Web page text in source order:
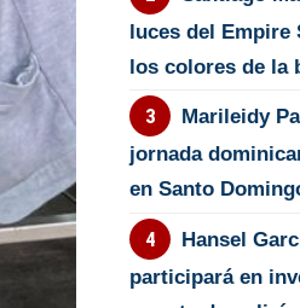
luces del Empire
los colores de la
Marileidy
jornada
en Santo
Hansel
participará en